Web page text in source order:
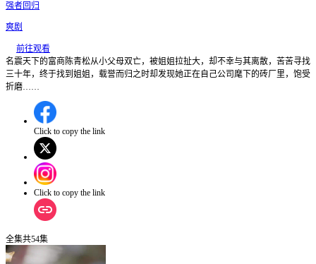
强者回归
爽剧
前往观看
名震天下的富商陈青松从小父母双亡，被姐姐拉扯大，却不幸与其离散，苦苦寻找
三十年，终于找到姐姐，载誉而归之时却发现她正在自己公司麾下的砖厂里，饱受
折磨……
Click to copy the link
Click to copy the link
全集共54集